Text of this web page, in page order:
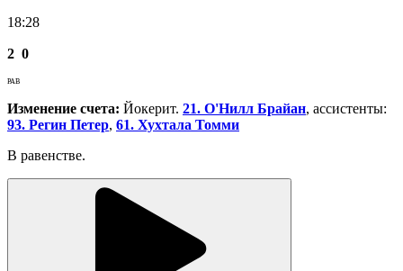
18:28
2 0
РАВ
Изменение счета: Йокерит. 21. О'Нилл Брайан, ассистенты:
93. Регин Петер, 61. Хухтала Томми
В равенстве.